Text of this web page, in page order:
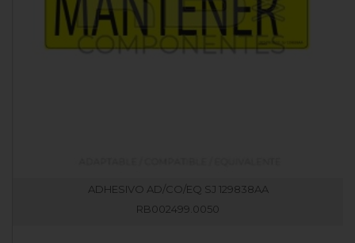
ADHESIVO AD/CO/EQ SJ 129838AA
RB002499.0050